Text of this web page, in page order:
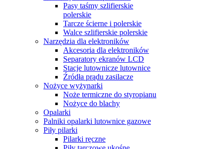
Pasy taśmy szlifierskie
polerskie
Tarcze ścierne i polerskie
Walce szlifierskie polerskie
Narzędzia dla elektroników
Akcesoria dla elektroników
Separatory ekranów LCD
Stacje lutownicze lutownice
Źródła prądu zasilacze
Nożyce wyżynarki
Noże termiczne do styropianu
Nożyce do blachy
Opalarki
Palniki opalarki lutownice gazowe
Piły pilarki
Pilarki ręczne